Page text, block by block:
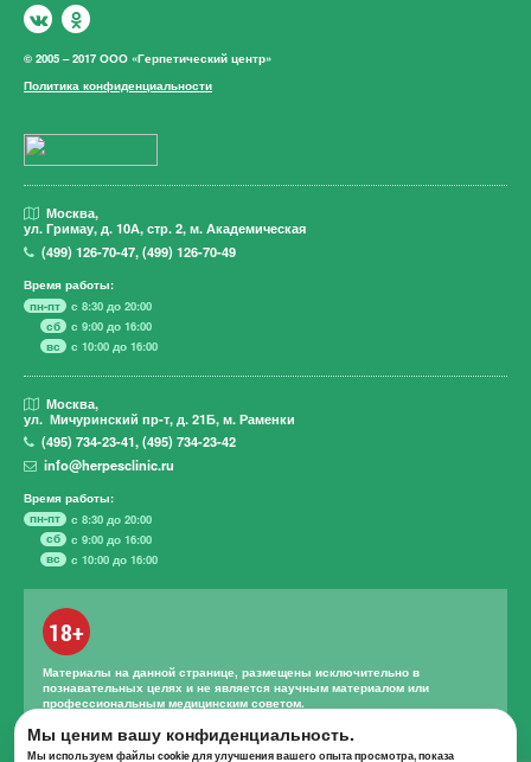
© 2005 – 2017 ООО «Герпетический центр»
Политика конфиденциальности
Москва,
ул. Гримау,д. 10А, стр. 2, м. Академическая
(499)126-70-47,(499)126-70-49
Время работы:
пн-пт
с 8:30 до 20:00
сб
с 9:00 до 16:00
вс
с 10:00 до 16:00
Москва,
ул. Мичуринский пр-т, д. 21Б, м. Раменки
(495)734-23-41,(495)734-23-42
info@herpesclinic.ru
Время работы:
пн-пт
с 8:30 до 20:00
сб
с 9:00 до 16:00
вс
с 10:00 до 16:00
18+
Материалы на данной странице, размещены исключительно в
познавательных целях и не является научным материалом или
профессиональным медицинским советом.
Правильное лечение и назначение лекарственных средств может
проводиться только квалифицированным специалистом с учетом
Мы ценим вашу конфиденциальность.
Мы используем файлы cookie для улучшения вашего опыта просмотра, показа